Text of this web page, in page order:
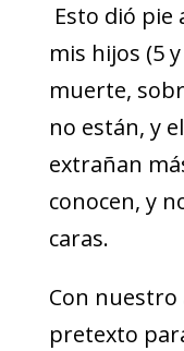
Esto dió pie
mis hijos (5
muerte,
no están, y
extrañan
conocen, y
caras.
Con nuestro
pretexto